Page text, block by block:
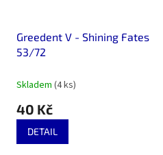
Greedent V - Shining Fates
53/72
Skladem (4 ks)
40 Kč
DETAIL